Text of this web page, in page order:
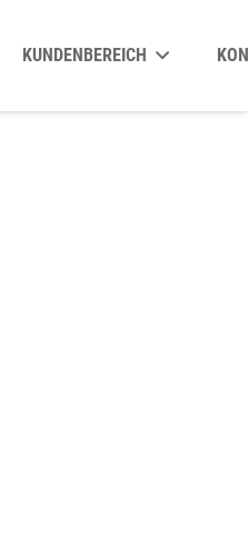
KUNDENBEREICH